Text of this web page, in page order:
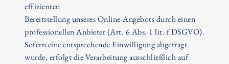
effizienten
Bereitstellung unseres Online-Angebots durch einen
professionellen Anbieter (Art. 6 Abs. 1 lit. f DSGVO).
Sofern eine entsprechende Einwilligung abgefragt
wurde, erfolgt die Verarbeitung ausschließlich auf